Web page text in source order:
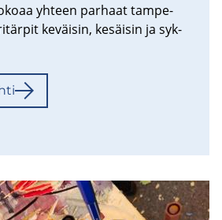
yh­teen par­haat tam­pe­
ke­väi­sin, ke­säi­sin ja syk­